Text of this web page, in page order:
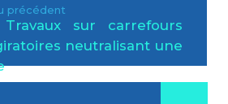
précédent
sur carrefours
neutralisant une